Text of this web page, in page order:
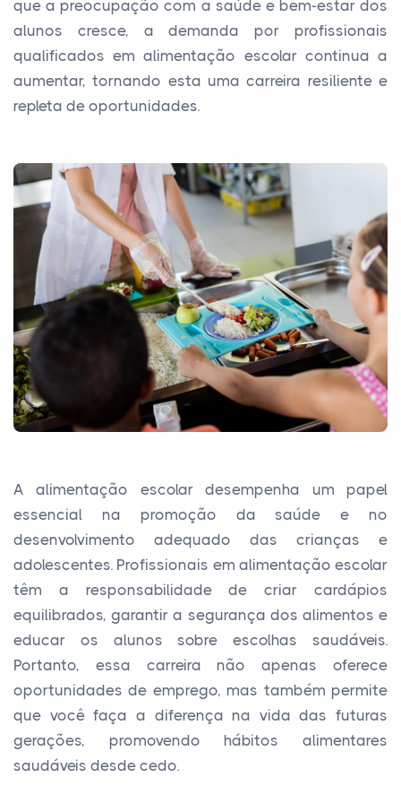
que a preocupação com a saúde e bem-estar dos
alunos cresce, a demanda por profissionais
qualificados em alimentação escolar continua a
aumentar, tornando esta uma carreira resiliente e
repleta de oportunidades.
A alimentação escolar desempenha um papel
essencial na promoção da saúde e no
desenvolvimento adequado das crianças e
adolescentes. Profissionais em alimentação escolar
têm a responsabilidade de criar cardápios
equilibrados, garantir a segurança dos alimentos e
educar os alunos sobre escolhas saudáveis.
Portanto, essa carreira não apenas oferece
oportunidades de emprego, mas também permite
que você faça a diferença na vida das futuras
gerações, promovendo hábitos alimentares
saudáveis desde cedo.